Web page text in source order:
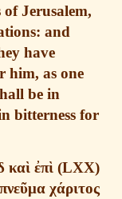
of
and
they have
for him, as
and shall be in
is in
Δαυιδ καὶ ἐπὶ
πνεῦμα χ